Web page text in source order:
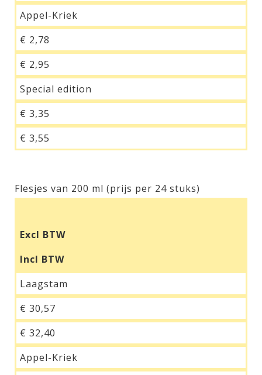
Appel-Kriek
€ 2,78
€ 2,95
Special edition
€ 3,35
€ 3,55
Flesjes van 200 ml (prijs per 24 stuks)
Excl BTW
Incl BTW
Laagstam
€ 30,57
€ 32,40
Appel-Kriek